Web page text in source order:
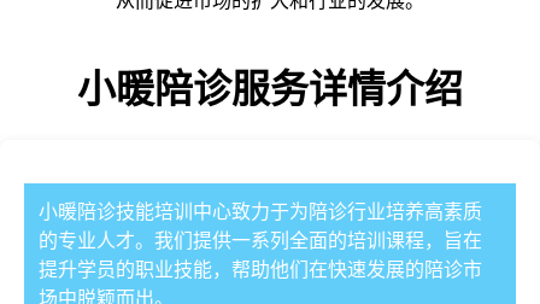
小暖陪诊服务详情介绍
小暖陪诊技能培训中心致力于为陪诊行业培养高素质
的专业人才。我们提供一系列全面的培训课程，旨在
提升学员的职业技能，帮助他们在快速发展的陪诊市
场中脱颖而出。